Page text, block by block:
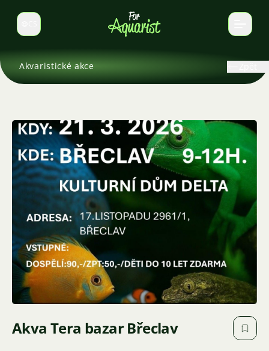
Select language
Akvaristické akce
Akva Tera bazar Břeclav